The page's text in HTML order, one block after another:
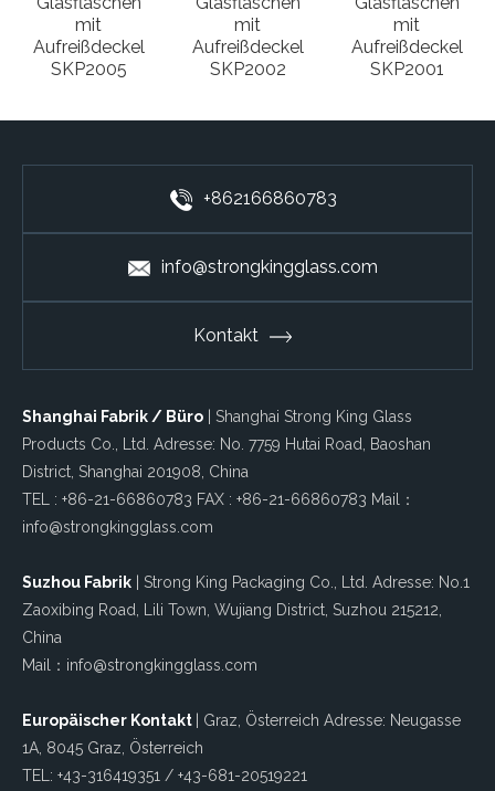
mit
Aufreißdeckel
SKP2005
mit
Aufreißdeckel
SKP2002
mit
Aufreißdeckel
SKP2001
+862166860783
info@strongkingglass.com
Kontakt
Shanghai Fabrik / Büro | Shanghai Strong King Glass
Products Co., Ltd. Adresse: No. 7759 Hutai Road, Baoshan
District, Shanghai 201908, China
TEL : +86-21-66860783 FAX : +86-21-66860783 Mail：
info@strongkingglass.com
Suzhou Fabrik | Strong King Packaging Co., Ltd. Adresse: No.1
Zaoxibing Road, Lili Town, Wujiang District, Suzhou 215212,
China
Mail：info@strongkingglass.com
Europäischer Kontakt
| Graz, Österreich Adresse: Neugasse
1A, 8045 Graz, Österreich
TEL: +43-316419351 / +43-681-20519221